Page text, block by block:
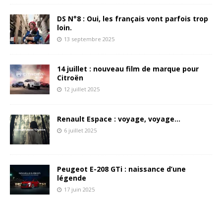
DS N°8 : Oui, les français vont parfois trop
loin.
13 septembre 2025
14 juillet : nouveau film de marque pour
Citroën
12 juillet 2025
Renault Espace : voyage, voyage…
6 juillet 2025
Peugeot E-208 GTi : naissance d’une
légende
17 juin 2025